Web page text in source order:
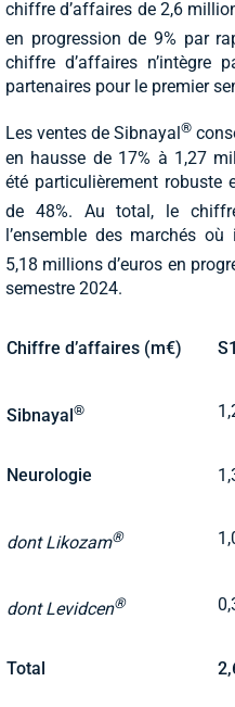
chiffre d’affaires de 2,6
en progression de 9% par
chiffre d’affaires n’intègre
partenaires pour le premier
Les ventes de Sibnayal ®
en hausse de 17% à 1,27
été particulièrement robuste
de 48%. Au total, le
l’ensemble des marchés
5,18 millions d’euros en
semestre 2024.
Chiffre d’affaires (m€)
Sibnayal®
Neurologie
dont Likozam®
dont Levidcen®
Total